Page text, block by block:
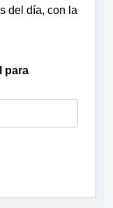
del día, con la
para